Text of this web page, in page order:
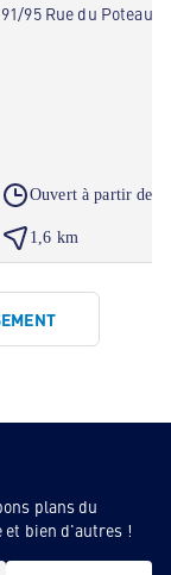
91/95 Rue du Poteau
Ouvert à partir de
1,6 km
plans du
bien d'autres !